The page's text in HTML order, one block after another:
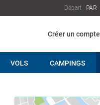
Départ PAR
Créer un compte
VOLS CAMPINGS